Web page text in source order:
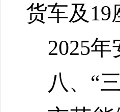
货车及 19
2025年
八、“